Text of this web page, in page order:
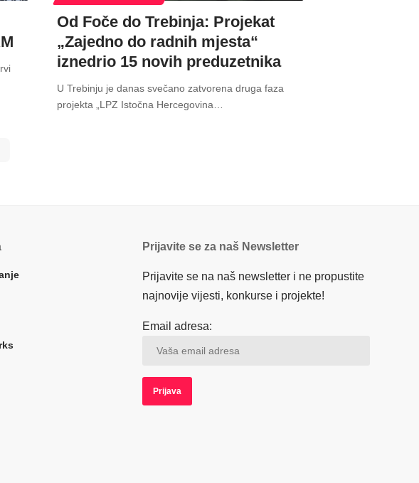
Od Foče do Trebinja: Projekat
„Zajedno do radnih mjesta“
iznedrio 15 novih preduzetnika
U Trebinju je danas svečano zatvorena druga faza
projekta „LPZ Istočna Hercegovina
Prijavite se za naš Newsletter
Prijavite se na naš newsletter i ne propustite
najnovije vijesti, konkurse i projekte!
Email adresa: